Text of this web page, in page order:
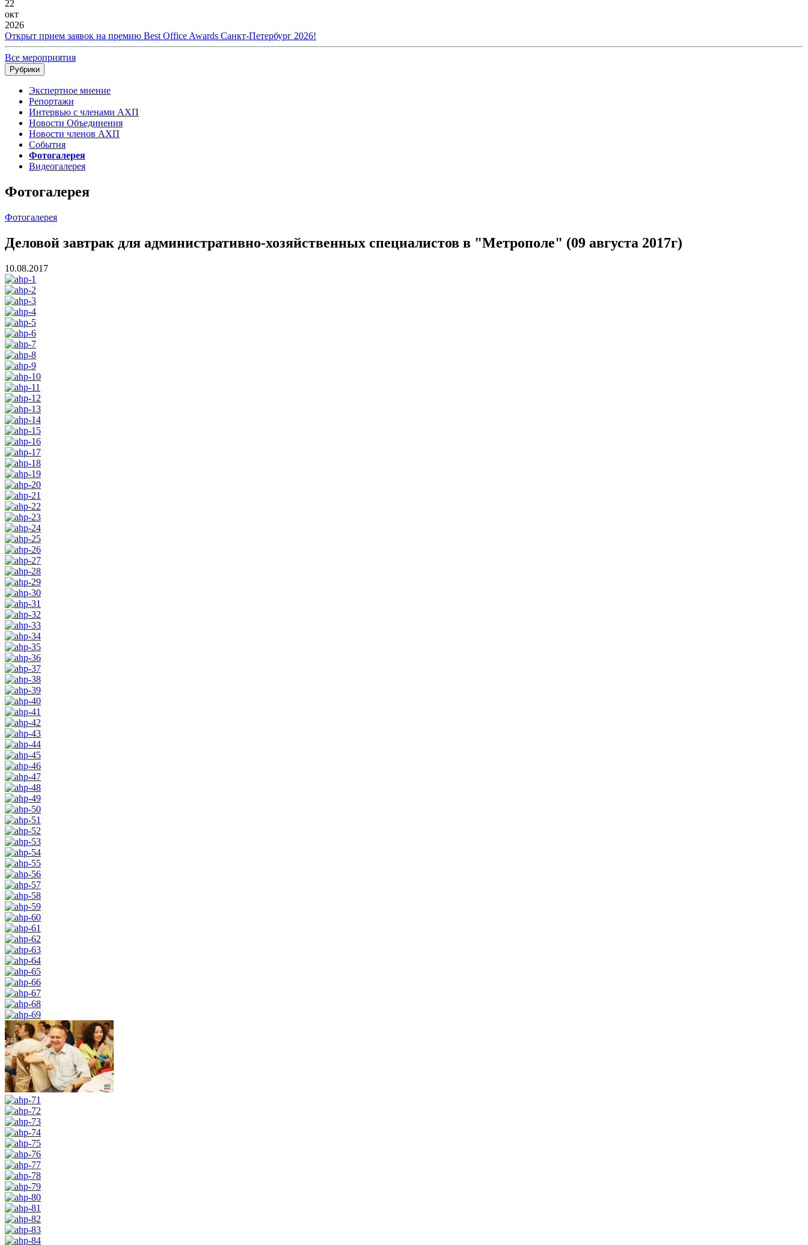
22
окт
2026
Открыт прием заявок на премию Best Office Awards Санкт-Петербург 2026!
Все мероприятия
Рубрики
Экспертное мнение
Репортажи
Интервью с членами АХП
Новости Объединения
Новости членов АХП
События
Фотогалерея
Видеогалерея
Фотогалерея
Фотогалерея
Деловой завтрак для административно-хозяйственных специалистов в "Метрополе" (09 августа 2017г)
10.08.2017